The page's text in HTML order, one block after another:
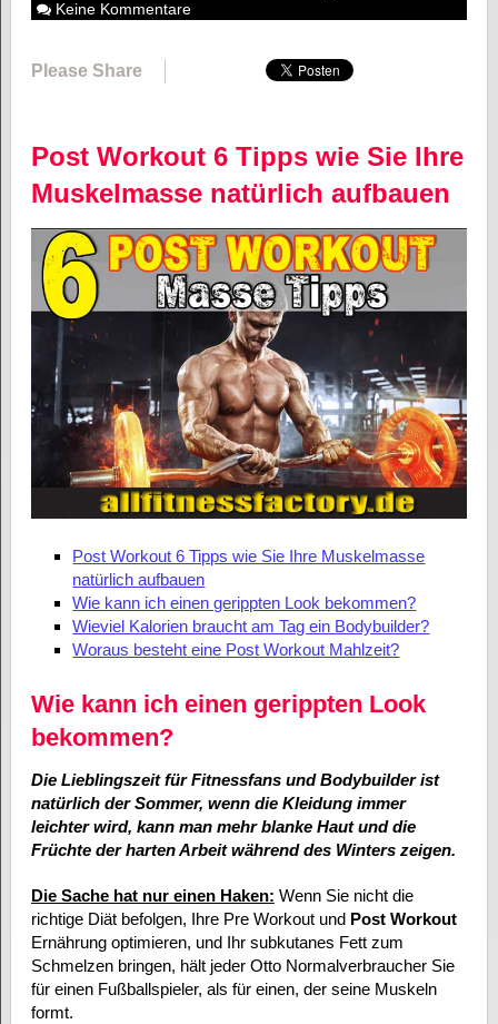
Keine Kommentare
Please Share
Post Workout 6 Tipps wie Sie Ihre
Muskelmasse natürlich aufbauen
Post Workout 6 Tipps wie Sie Ihre Muskelmasse
natürlich aufbauen
Wie kann ich einen gerippten Look bekommen?
Wieviel Kalorien braucht am Tag ein Bodybuilder?
Woraus besteht eine Post Workout Mahlzeit?
Wie kann ich einen gerippten Look
bekommen?
Die Lieblingszeit für Fitnessfans und Bodybuilder ist
natürlich der Sommer, wenn die Kleidung immer
leichter wird, kann man mehr blanke Haut und die
Früchte der harten Arbeit während des Winters zeigen.
Die Sache hat nur einen Haken: Wenn Sie nicht die
richtige Diät befolgen, Ihre Pre Workout und Post Workout
Ernährung optimieren, und Ihr subkutanes Fett zum
Schmelzen bringen, hält jeder Otto Normalverbraucher Sie
für einen Fußballspieler, als für einen, der seine Muskeln
formt.